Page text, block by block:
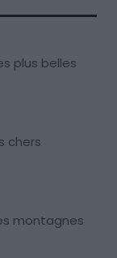
plus belles
chers
montagnes